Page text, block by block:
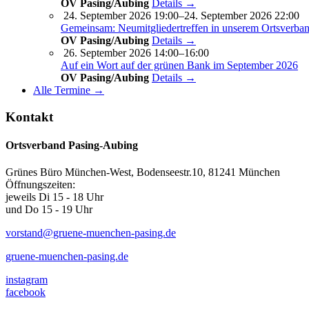
OV Pasing/Aubing
Details →
24. September 2026 19:00–24. September 2026 22:00
Gemeinsam: Neumitgliedertreffen in unserem
OV Pasing/Aubing Details →
26. September 2026 14:00–16:00
Auf ein Wort auf der grünen Bank im September 2026
OV Pasing/Aubing Details →
Alle Termine →
Kontakt
Ortsverband Pasing-Aubing
Grünes Büro München-West, Bodenseestr.10, 81241 München
Öffnungszeiten:
jeweils Di 15 - 18 Uhr
und Do 15 - 19 Uhr
vorstand@gruene-muenchen-pasing.de
gruene-muenchen-pasing.de
instagram
facebook